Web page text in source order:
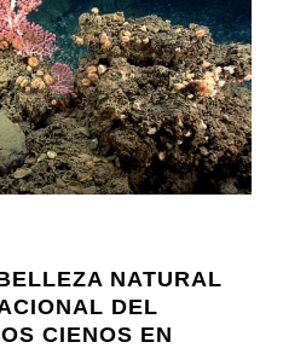
NATURAL
DEL
CIENOS EN